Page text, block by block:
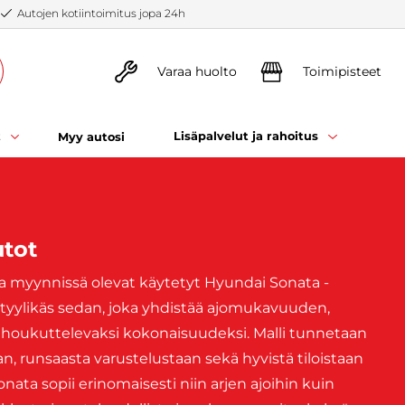
Autojen kotiintoimitus jopa 24h
Varaa huolto Toimipisteet
Myy autosi Lisäpalvelut ja rahoitus
myynnissä olevat käytetyt Hyundai Sonata -
sedan, joka yhdistää ajomukavuuden,
kokonaisuudeksi. Malli tunnetaan
runsaasta varustelustaan sekä hyvistä tiloistaan
sopii erinomaisesti niin arjen ajoihin kuin